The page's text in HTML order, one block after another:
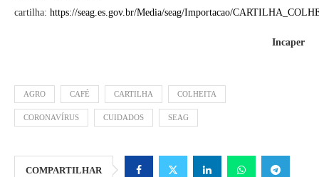
cartilha: https://seag.es.gov.br/Media/seag/Importacao/
Incaper
AGRO CAFÉ CARTILHA COLHEITA
CORONAVÍRUS CUIDADOS SEAG
COMPARTILHAR